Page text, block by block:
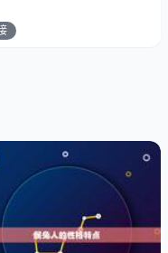
197五、198七、199
属兔女的性格温和、